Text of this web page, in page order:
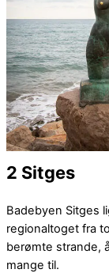
2 Sitges
Badebyen Sitges
regionaltoget fra
berømte strande,
mange til.